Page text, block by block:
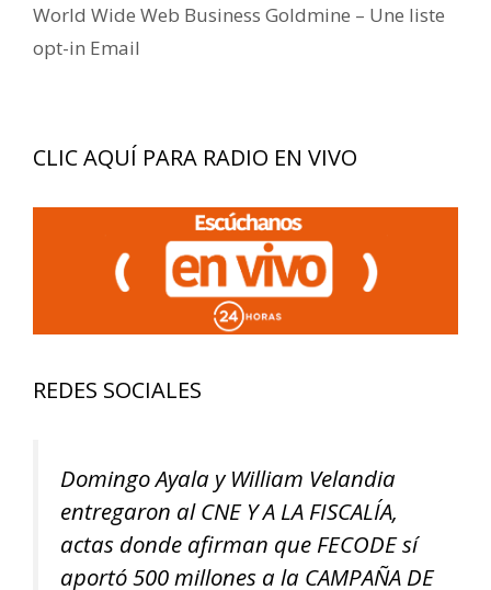
World Wide Web Business Goldmine – Une liste
opt-in Email
CLIC AQUÍ PARA RADIO EN VIVO
REDES SOCIALES
Domingo Ayala y William Velandia
entregaron al CNE Y A LA FISCALÍA,
actas donde afirman que FECODE sí
aportó 500 millones a la CAMPAÑA DE